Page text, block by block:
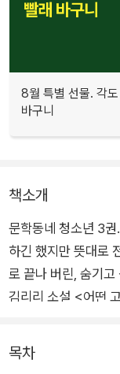
8월 특별 선물. 각
바구니
책소개
문학동네 청소년 3권
하긴 했지만 뜻대로
로 끝나 버린, 숨기
김리리 소설 <어떤
명한 묘사로 공감의
중고등학생이 된 아
목차